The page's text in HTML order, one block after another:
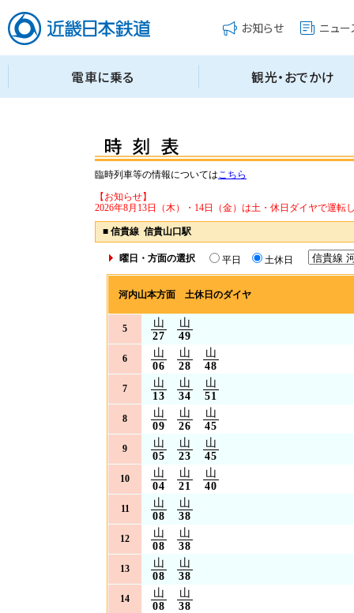
臨時列車等の情報についてはこちら
【お知らせ】
2026年8月13日（木）・14日（金）は土・休日ダイヤで運転
■ 信貴線 信貴山口駅
曜日・方面の選択 平日 土休日
河内山本方面 土休日のダイヤ
5
山
27
山
49
6
山
06
山
28
山
48
7
山
13
山
34
山
51
8
山
09
山
26
山
45
9
山
05
山
23
山
45
10
山
04
山
21
山
40
11
山
08
山
38
12
山
08
山
38
13
山
08
山
38
14
山
08
山
38